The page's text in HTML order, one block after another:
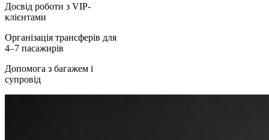
Досвід роботи з VIP-
клієнтами
Організація трансферів для
4–7 пасажирів
Допомога з багажем і
супровід